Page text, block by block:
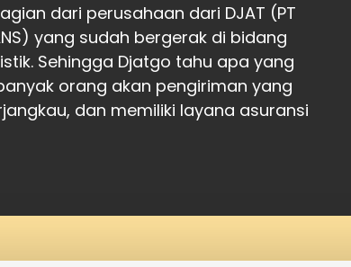
dari perusahaan dari DJAT (PT
yang sudah bergerak di bidang
Sehingga Djatgo tahu apa yang
orang akan pengiriman yang
dan memiliki layana asuransi